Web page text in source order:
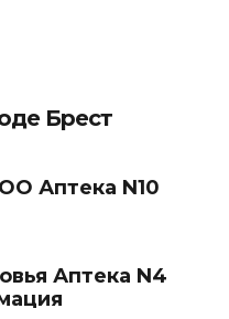
Брест
Аптека N10
Аптека N4